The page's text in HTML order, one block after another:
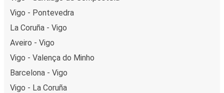
Vigo - Pontevedra
La Coruña - Vigo
Aveiro - Vigo
Vigo - Valença do Minho
Barcelona - Vigo
Vigo - La Coruña